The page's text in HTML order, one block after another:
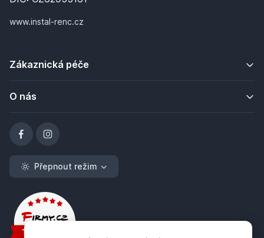
www.instal-renc.cz
Zákaznická péče
O nás
Přepnout režim